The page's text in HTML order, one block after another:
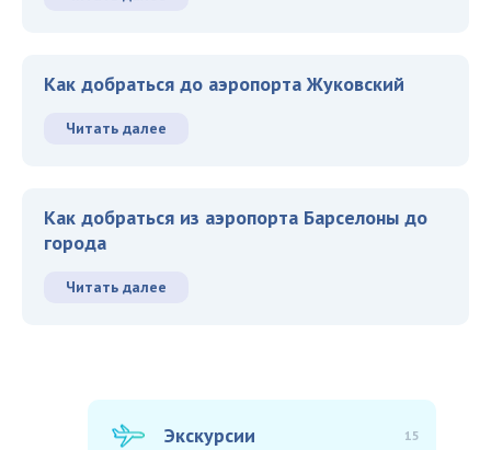
Как добраться до аэропорта Жуковский
Читать далее
Как добраться из аэропорта Барселоны до
города
Читать далее
Экскурсии 15